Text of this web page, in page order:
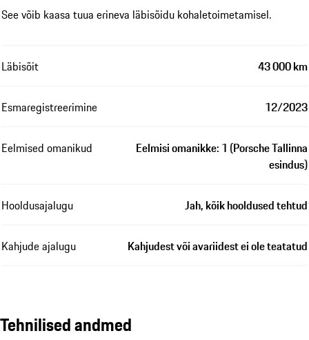
See võib kaasa tuua erineva läbisõidu kohaletoimetamisel.
Läbisõit 43 000 km
Esmaregistreerimine 12/2023
Eelmised omanikud
Eelmisi omanikke: 1 (Porsche Tallinna
esindus)
Hooldusajalugu Jah, kõik hooldused tehtud
Kahjude ajalugu Kahjudest või avariidest ei ole teatatud
Tehnilised andmed